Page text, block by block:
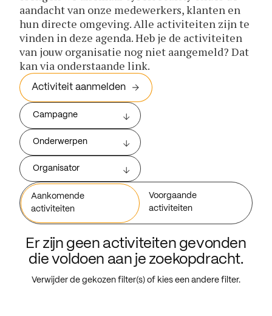
aandacht van onze medewerkers, klanten en
hun directe omgeving. Alle activiteiten zijn te
vinden in deze agenda. Heb je de activiteiten
van jouw organisatie nog niet aangemeld? Dat
kan via onderstaande link.
Activiteit aanmelden
Campagne
Onderwerpen
Organisator
Aankomende
activiteiten
Voorgaande
activiteiten
Er zijn geen activiteiten gevonden
die voldoen aan je zoekopdracht.
Verwijder de gekozen filter(s) of kies een andere filter.